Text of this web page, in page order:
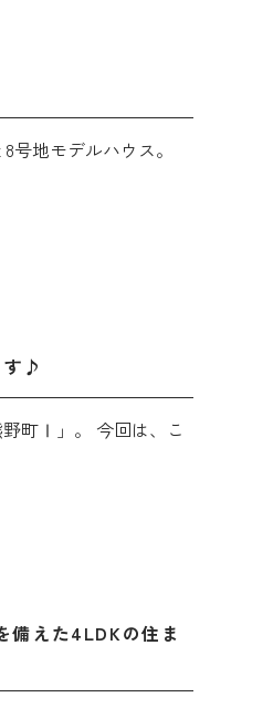
地モデルハウス。
す♪
町Ⅰ」。 今回は、こ
備えた4LDKの住ま